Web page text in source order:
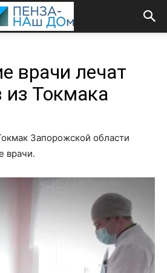
врачи лечат
из Токмака
Запорожской области
врачи.